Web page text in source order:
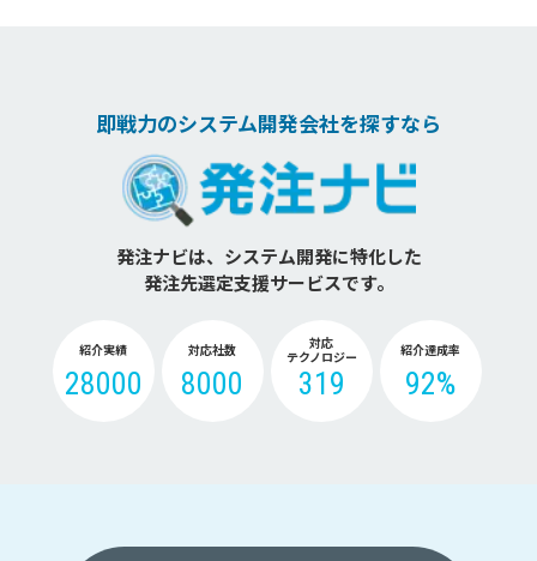
即戦力のシステム開発会社を探すなら
発注ナビは、システム開発に特化した
発注先選定支援サービスです。
紹介実績
28000
対応社数
8000
対応
テクノロジー
319
紹介達成率
92%